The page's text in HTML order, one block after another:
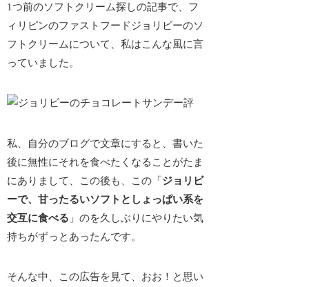
1つ前のソフトクリーム探しの記事で、フ
ィリピンのファストフードジョリビーのソ
フトクリームについて、私はこんな風に言
っていました。
私、自分のブログで文章にすると、書いた
後に無性にそれを食べたくなることがたま
にありまして、この後も、この「 ジョリビ
ーで、甘ったるいソフトとしょっぱい系を
交互に食べる 」のを久しぶりにやりたい気
持ちがずっとあったんです。
そんな中、この広告を見て、おお！と思い